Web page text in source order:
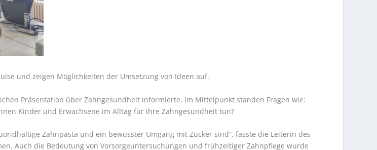
und zeigen Möglichkeiten der Umsetzung von Ideen auf.
Präsentation über Zahngesundheit informierte. Im Mittelpunkt standen Fragen wie:
Kinder und Erwachsene im Alltag für ihre Zahngesundheit tun?
Zahnpasta und ein bewusster Umgang mit Zucker sind“, fasste die Leiterin des
Auch die Bedeutung von Vorsorgeuntersuchungen und frühzeitiger Zahnpflege wurde